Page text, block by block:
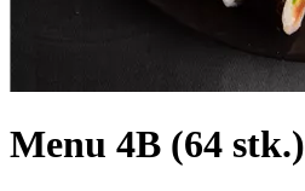
Menu 4B (64 stk.)